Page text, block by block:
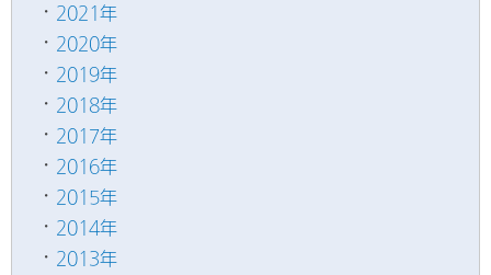
2021年
2020年
2019年
2018年
2017年
2016年
2015年
2014年
2013年